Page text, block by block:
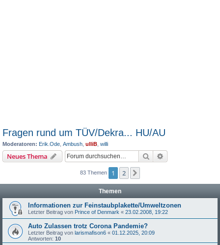
Fragen rund um TÜV/Dekra... HU/AU
Moderatoren: Erik.Ode Ambush ulliB willi
Neues Thema Suche
83 Themen 1 2
Themen
Informationen zur Feinstaubplakette/Umweltzonen
Letzter Beitrag von Prince of Denmark « 23.02.2008, 19:22
Auto Zulassen trotz Corona Pandemie?
Letzter Beitrag von larismafison6 « 01.12.2025, 20:09
Antworten: 10